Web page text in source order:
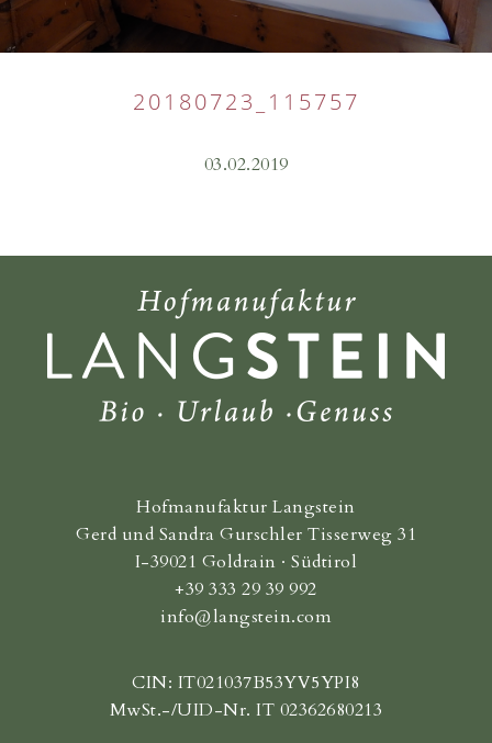
20180723_115757
03.02.2019
Hofmanufaktur Langstein
Gerd und Sandra Gurschler Tisserweg 31
I-39021 Goldrain · Südtirol
+39 333 29 39 992
info@langstein.com
CIN: IT021037B53YV5YPI8
MwSt.-/UID-Nr. IT 02362680213